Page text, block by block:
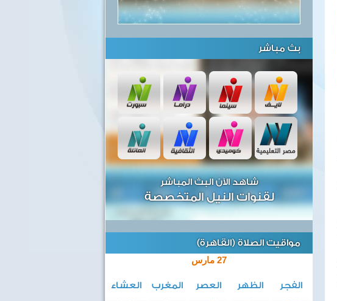
بث مباشر
شاهد الآن البث المباشر
لقنوات النيل المتخصصة
مواقيت الصلاة (القاهرة)
27 مارس
الفجر الظهر العصر المغرب
العشاء